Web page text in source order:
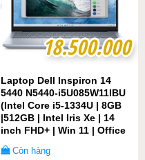
18.500.000
18.500.000
Laptop Dell Inspiron 14
5440 N5440-i5U085W11IBU
(Intel Core i5-1334U | 8GB
|512GB | Intel Iris Xe | 14
inch FHD+ | Win 11 | Office
Còn hàng